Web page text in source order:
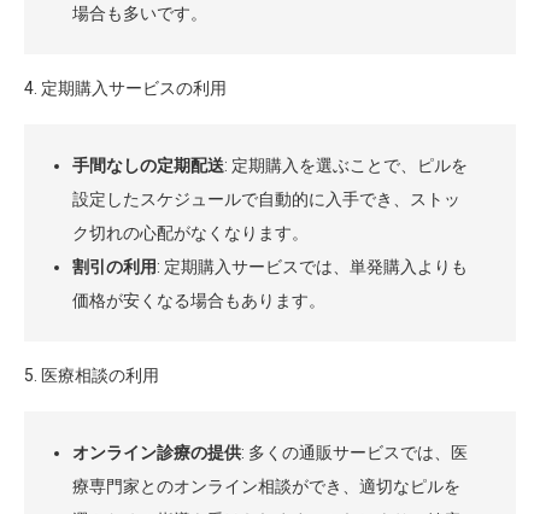
場合も多いです。
4. 定期購入サービスの利用
手間なしの定期配送: 定期購入を選ぶことで、ピルを
設定したスケジュールで自動的に入手でき、ストッ
ク切れの心配がなくなります。
割引の利用: 定期購入サービスでは、単発購入よりも
価格が安くなる場合もあります。
5. 医療相談の利用
オンライン診療の提供: 多くの通販サービスでは、医
療専門家とのオンライン相談ができ、適切なピルを